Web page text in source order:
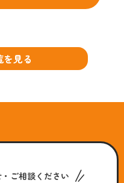
見る
ご相談ください